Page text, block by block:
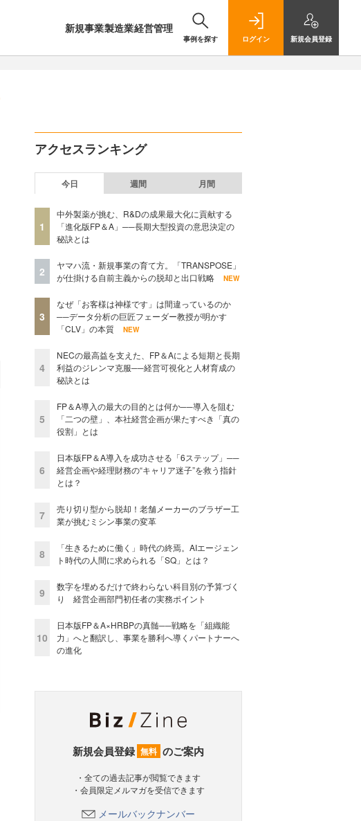
新規事業製造業経営管理
事例を探す ログイン 新規会員登録
アクセスランキング
今日 週間 月間
1
中外製薬が挑む、R&Dの成果最大化に貢献する
「進化版FP＆A」──長期大型投資の意思決定の
秘訣とは
2
ヤマハ流・新規事業の育て方。「TRANSPOSE」
が仕掛ける自前主義からの脱却と出口戦略
NEW
3
なぜ「お客様は神様です」は間違っているのか
──データ分析の巨匠フェーダー教授が明かす
「CLV」の本質
NEW
4
NECの最高益を支えた、FP＆Aによる短期と長期
利益のジレンマ克服──経営可視化と人材育成の
秘訣とは
5
FP＆A導入の最大の目的とは何か──導入を阻む
「二つの壁」、本社経営企画が果たすべき「真の
役割」とは
6
日本版FP＆A導入を成功させる「6ステップ」──
経営企画や経理財務の“キャリア迷子”を救う指針
とは？
7
売り切り型から脱却！老舗メーカーのブラザー工
業が挑むミシン事業の変革
8
「生きるために働く」時代の終焉。AIエージェン
ト時代の人間に求められる「SQ」とは？
9
数字を埋めるだけで終わらない科目別の予算づく
り 経営企画部門初任者の実務ポイント
10
日本版FP＆A×HRBPの真髄──戦略を「組織能
力」へと翻訳し、事業を勝利へ導くパートナーへ
の進化
新規会員登録 無料 のご案内
・全ての過去記事が閲覧できます
・会員限定メルマガを受信できます
メールバックナンバー